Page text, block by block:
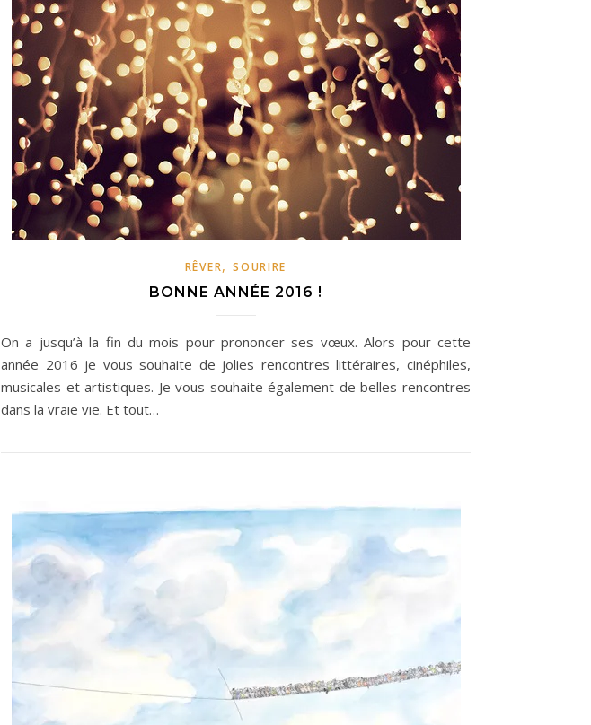
RÊVER,SOURIRE
BONNE ANNÉE 2016 !
On a jusqu’à la fin du mois pour prononcer ses vœux. Alors pour cette
année 2016 je vous souhaite de jolies rencontres littéraires, cinéphiles,
musicales et artistiques. Je vous souhaite également de belles rencontres
dans la vraie vie. Et tout…